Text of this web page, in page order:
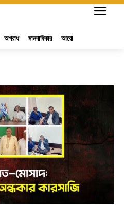
অপরাধ মানবাধিকার আরো